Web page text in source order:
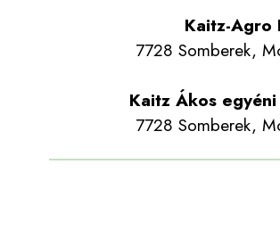
Kaitz-Agro
7728 Somberek,
Kaitz Ákos
7728 Somberek,